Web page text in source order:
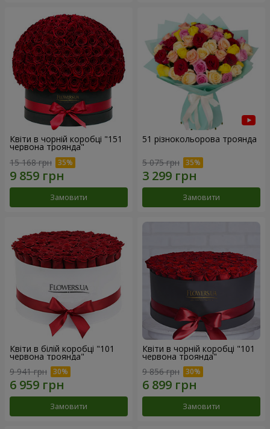
Квіти в чорній коробці "151
червона троянда"
15 168 грн
Замовити
51 різнокольорова троянда
5 075 грн
Замовити
Квіти в білій коробці "101
червона троянда"
9 941 грн
Замовити
Квіти в чорній коробці "101
червона троянда"
9 856 грн
Замовити